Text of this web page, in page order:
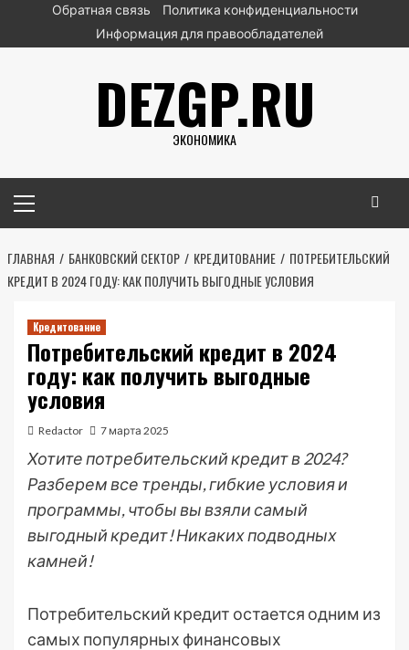
ПерейтиОбратная связь
Политика конфиденциальности
Информация для правообладателей
DEZGP.RU
ЭКОНОМИКА
меню
ГЛАВНАЯ БАНКОВСКИЙ СЕКТОР КРЕДИТОВАНИЕ
ПОТРЕБИТЕЛЬСКИЙ
КРЕДИТ В 2024 ГОДУ: КАК ПОЛУЧИТЬ ВЫГОДНЫЕ УСЛОВИЯ
Кредитование
Потребительский кредит в 2024
году: как получить выгодные
условия
Redactor 7 марта 2025
Хотите потребительский кредит в 2024?
Разберем все тренды, гибкие условия и
программы, чтобы вы взяли самый
выгодный кредит! Никаких подводных
камней!
Потребительский кредит остается одним из
самых популярных финансовых